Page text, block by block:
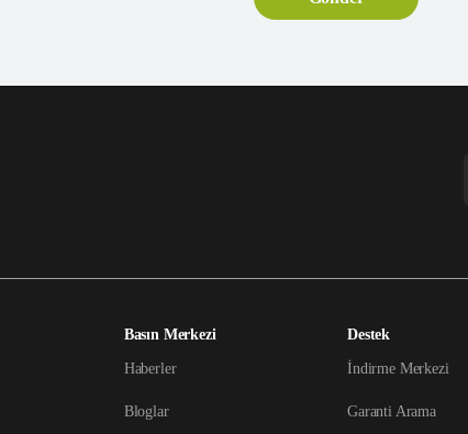
Basın Merkezi
Haberler
Bloglar
Destek
İndirme Merkezi
Garanti Arama